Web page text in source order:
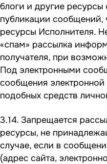
блоги и другие
публикации сообщений,
ресурсы Исполнителя.
«спам» рассылка
получателя, при
Под электронными
сообщения электронной
подобных средств
3.14. Запрещается
ресурсы, не
случае, если в
(адрес сайта,